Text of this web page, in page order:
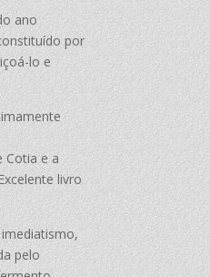
ano
por
lo e
Cotia e a
livro
pelo